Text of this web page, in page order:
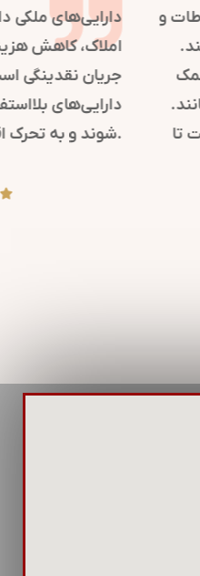
با مدیریت ارتباطات و
را تقویت می‌کند.
موقعیت‌یابی برند کمک
به ذینفعان می‌رسانند.
عمومی کلیدی است تا